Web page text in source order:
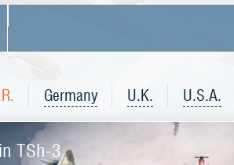
Germany U.K. U.S.A.
TSh-3